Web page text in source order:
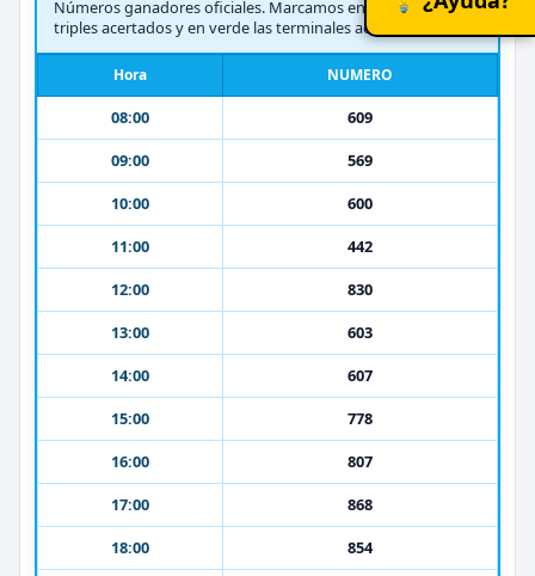
Números ganadores oficiales. Marcamos en amarillo los
triples acertados y en verde las terminales acertadas.
Hora NUMERO
08:00
609
09:00
569
10:00
600
11:00
442
12:00
830
13:00
603
14:00
607
15:00
778
16:00
807
17:00
868
18:00
854